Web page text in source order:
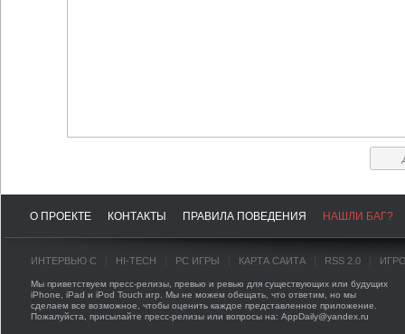
О ПРОЕКТЕ КОНТАКТЫ ПРАВИЛА ПОВЕДЕНИЯ НАШЛИ БАГ?
ИНТЕРВЬЮ С HI-TECH PC ИГРЫ КАРТА САЙТА RSS 2.0
Мы приветствуем пресс-релизы, превью и ревью для существующих или будущих
iPhone, iPad и iPod Touch игр. Мы не можем обещать, что ответим, но мы
сделаем все возможное, чтобы оценить каждое представленное приложение.
Пожалуйста, присылайте пресс-релизы или вопросы на: AppDaily@yandex.ru